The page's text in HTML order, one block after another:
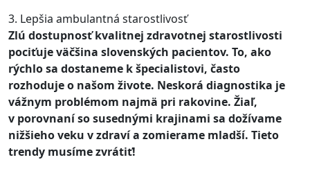
3. Lepšia ambulantná starostlivosť
Zlú dostupnosť kvalitnej zdravotnej starostlivosti
pociťuje väčšina slovenských pacientov. To, ako
rýchlo sa dostaneme k špecialistovi, často
rozhoduje o našom živote. Neskorá diagnostika je
vážnym problémom najmä pri rakovine. Žiaľ,
v porovnaní so susednými krajinami sa dožívame
nižšieho veku v zdraví a zomierame mladší. Tieto
trendy musíme zvrátiť!